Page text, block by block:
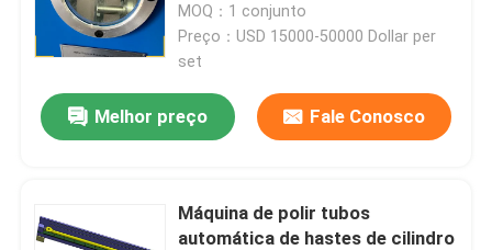
Visita à fábrica
Controle de qualidade
Notícias
MOQ：1 conjunto
Preço：USD 15000-50000 Dollar per
set
Melhor preço Fale Conosco
Máquina de polir tubos
automática de hastes de cilindro